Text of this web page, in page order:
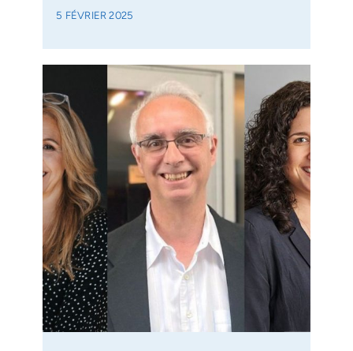
5 FÉVRIER 2025